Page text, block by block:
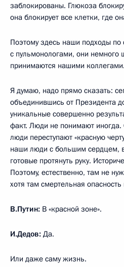
заблокированы. Глюкоза
она блокирует все клетки, где
Поэтому здесь наши подходы
с пульмонологами, они немного
принимаются нашими коллегами.
Я думаю, надо прямо сказать:
объединившись от Президента
уникальные совершенно
факт. Люди не понимают
люди переступают «красную
наши люди с большим сердцем,
готовые протянуть руку.
Поэтому, естественно, там не
хотя там смертельная
В.Путин: В «красной зоне».
И.Дедов: Да.
Или даже саму жизнь.